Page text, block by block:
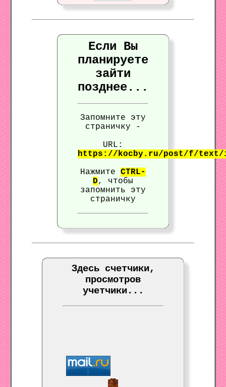
Если Вы
планируете
зайти
позднее...
Запомните эту
страничку -
URL:
https://kocby.ru/post/f/text/
Нажмите CTRL-
D, чтобы
запомнить эту
страничку
Здесь счетчики,
просмотров
учетчики...